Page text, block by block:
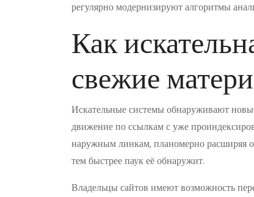
регулярно модернизируют алгоритмы
Как
свежие
Искательные системы обнаруживают
движение по ссылкам с уже
наружным линкам, планомерно расширяя
тем быстрее паук её обнаружит.
Владельцы сайтов имеют возможность